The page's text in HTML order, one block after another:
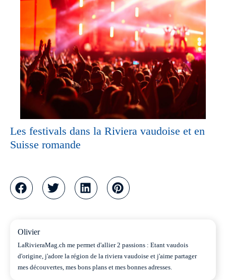
Les festivals dans la Riviera vaudoise et en
Suisse romande
Olivier
LaRivieraMag.ch me permet d'allier 2 passions : Etant vaudois
d'origine, j'adore la région de la riviera vaudoise et j'aime partager
mes découvertes, mes bons plans et mes bonnes adresses.